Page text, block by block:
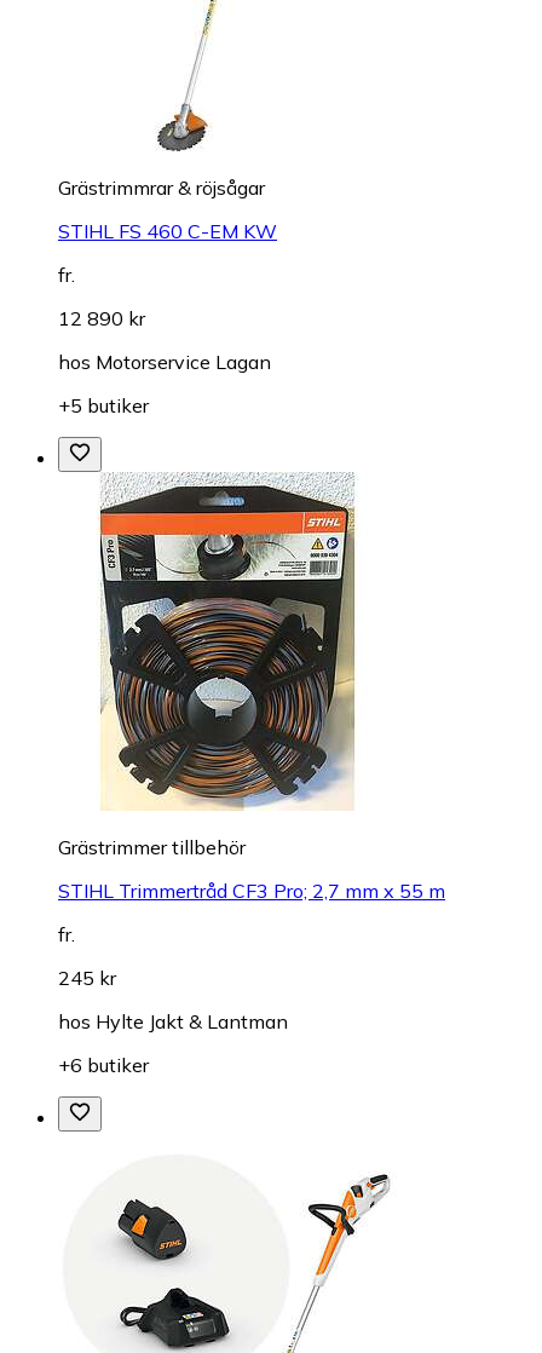
Grästrimmrar & röjsågar
STIHL FS 460 C-EM KW
fr.
12 890 kr
hos Motorservice Lagan
+5 butiker
Grästrimmer tillbehör
STIHL Trimmertråd CF3 Pro; 2,7 mm x 55 m
fr.
245 kr
hos Hylte Jakt & Lantman
+6 butiker